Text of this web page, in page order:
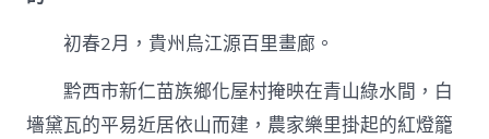
初春2月，貴州烏江源百里畫廊。
黔西市新仁苗族鄉化屋村掩映在青山綠水間，白
墻黛瓦的平易近居依山而建，農家樂里掛起的紅燈籠